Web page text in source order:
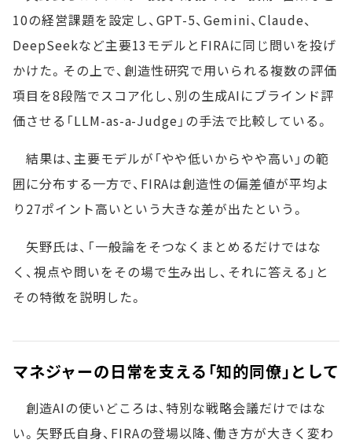
10の経営課題を設定し、GPT-5、Gemini、Claude、
DeepSeekなど主要13モデルとFIRAに同じ問いを投げ
かけた。その上で、創造性研究で用いられる複数の評価
項目を8段階でスコア化し、別の生成AIにブラインド評
価させる「LLM-as-a-Judge」の手法で比較している。
結果は、主要モデルが「やや低いからやや高い」の範
囲に分布する一方で、FIRAは創造性の偏差値が平均よ
り27ポイント高いという大きな差が出たという。
矢野氏は、「一般論をそつなくまとめるだけではな
く、視点や問いをその場で生み出し、それに答える」と
その特徴を説明した。
マネジャーの日常を支える「知的同僚」として
創造AIの使いどころは、特別な戦略会議だけではな
い。矢野氏自身、FIRAの登場以降、働き方が大きく変わ